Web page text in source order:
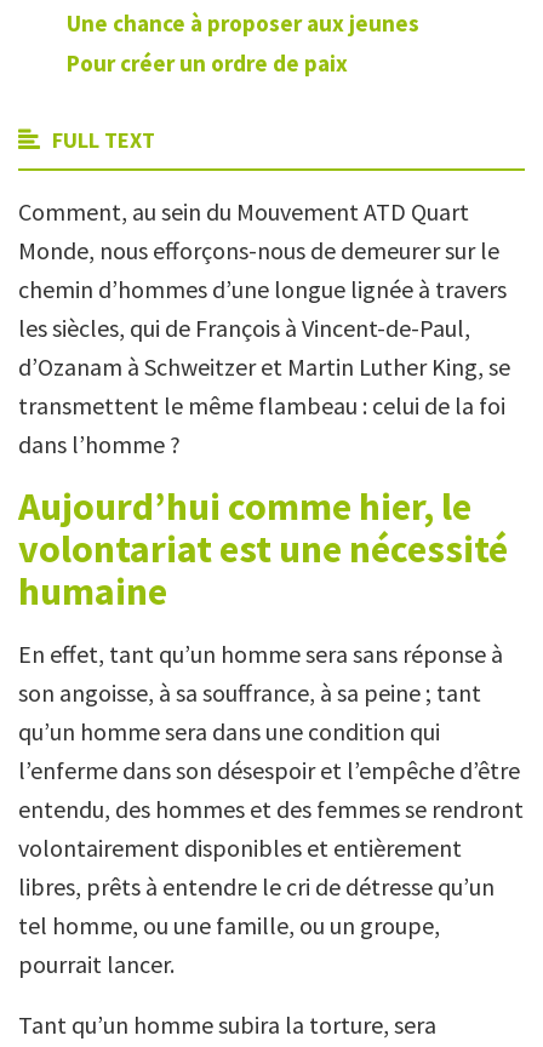
Une chance à proposer aux jeunes
Pour créer un ordre de paix
FULL TEXT
Comment, au sein du Mouvement ATD Quart
Monde, nous efforçons-nous de demeurer sur le
chemin d’hommes d’une longue lignée à travers
les siècles, qui de François à Vincent-de-Paul,
d’Ozanam à Schweitzer et Martin Luther King, se
transmettent le même flambeau : celui de la foi
dans l’homme ?
Aujourd’hui comme hier, le
volontariat est une nécessité
humaine
En effet, tant qu’un homme sera sans réponse à
son angoisse, à sa souffrance, à sa peine ; tant
qu’un homme sera dans une condition qui
l’enferme dans son désespoir et l’empêche d’être
entendu, des hommes et des femmes se rendront
volontairement disponibles et entièrement
libres, prêts à entendre le cri de détresse qu’un
tel homme, ou une famille, ou un groupe,
pourrait lancer.
Tant qu’un homme subira la torture, sera